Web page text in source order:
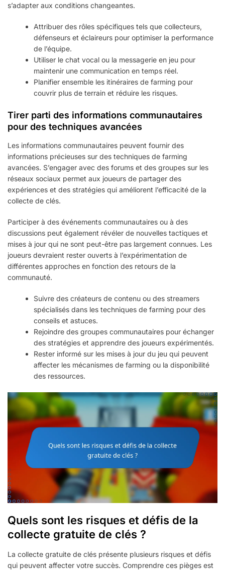
s’adapter aux conditions changeantes.
Attribuer des rôles spécifiques tels que collecteurs,
défenseurs et éclaireurs pour optimiser la performance
de l’équipe.
Utiliser le chat vocal ou la messagerie en jeu pour
maintenir une communication en temps réel.
Planifier ensemble les itinéraires de farming pour
couvrir plus de terrain et réduire les risques.
Tirer parti des informations communautaires
pour des techniques avancées
Les informations communautaires peuvent fournir des
informations précieuses sur des techniques de farming
avancées. S’engager avec des forums et des groupes sur les
réseaux sociaux permet aux joueurs de partager des
expériences et des stratégies qui améliorent l’efficacité de la
collecte de clés.
Participer à des événements communautaires ou à des
discussions peut également révéler de nouvelles tactiques et
mises à jour qui ne sont peut-être pas largement connues. Les
joueurs devraient rester ouverts à l’expérimentation de
différentes approches en fonction des retours de la
communauté.
Suivre des créateurs de contenu ou des streamers
spécialisés dans les techniques de farming pour des
conseils et astuces.
Rejoindre des groupes communautaires pour échanger
des stratégies et apprendre des joueurs expérimentés.
Rester informé sur les mises à jour du jeu qui peuvent
affecter les mécanismes de farming ou la disponibilité
des ressources.
Quels sont les risques et défis de la
collecte gratuite de clés ?
La collecte gratuite de clés présente plusieurs risques et défis
qui peuvent affecter votre succès. Comprendre ces pièges est